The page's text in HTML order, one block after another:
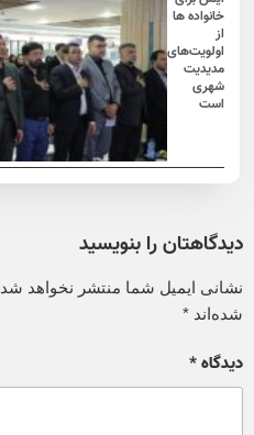
خانواده ها
اولویت‌های
مدیدیت
شهری
است
دیدگاهتان را بنویسید
نشانی ایمیل شما منتشر نخواهد شد.
شده‌اند*
دیدگاه*